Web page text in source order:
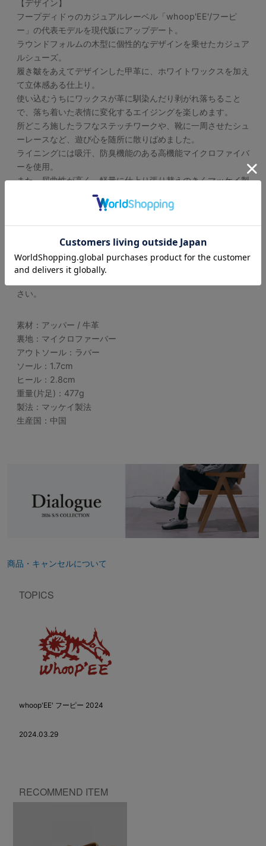
【デザイン】
フープディドゥのカジュアルレーベル「whoop'EE'/フーピ
ー」の代表モデルを現代版にアップデート。
ラウンドフォルムの木型に個性的なデザインを乗せたカジュア
ルシューズ。
履き皺をあえてデザインした甲革に、ホワイトワックスを加え
て立体感ある仕上り。
使い込むうちにワックスが革に馴染んだり剥がれ落ちること
で、落ち着いた表情に変化するエイジングを楽しめます。
所どころ施したラフなステッチワークや、靴に一周させたシュ
ーレースなど、遊び心を随所に散りばめました。
ライニングには吸汗、防臭機能のある高機能マイクロファイバ
ーを使用。
また、屈曲性が高く、軽量に仕上り張り替えのきくマッケイ製
法を採用していますので毎日履いても安心です。
【サイズ感】
普段革靴で25.5cm、スポーツ系スニーカーで26.5cm-
27.0cmを使用するスタッフで<25.5cm>がちょうど良かった
です。
さい。
素材：アッパー / 牛革
裏地：マイクロファーバー
アウトソール：ラバー
ソール：1.7cm
ヒール：2.8cm
重量(片足)：477g
製法：マッケイ製法
生産国：中国
商品・キャンセルについて
TOPICS
whoop'EE' フーピー 2024
2024.03.29
RECOMMEND ITEM